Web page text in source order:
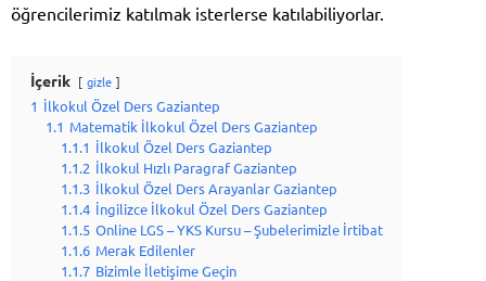
öğrencilerimiz katılmak isterlerse katılabiliyorlar.
İçerik gizle
1 İlkokul Özel Ders Gaziantep
1.1 Matematik İlkokul Özel Ders Gaziantep
1.1.1 İlkokul Özel Ders Gaziantep
1.1.2 İlkokul Hızlı Paragraf Gaziantep
1.1.3 İlkokul Özel Ders Arayanlar Gaziantep
1.1.4 İngilizce İlkokul Özel Ders Gaziantep
1.1.5 Online LGS – YKS Kursu – Şubelerimizle İrtibat
1.1.6 Merak Edilenler
1.1.7 Bizimle İletişime Geçin